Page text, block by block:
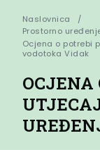
Naslovnica
Prostorno
Ocjena o potrebi
vodotoka Vidak
OCJENA